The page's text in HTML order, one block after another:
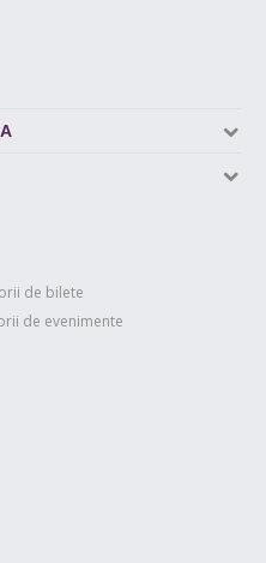
de bilete
de evenimente